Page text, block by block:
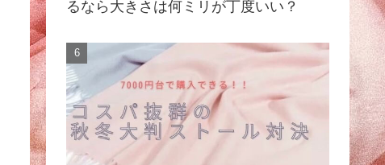
るなら大きさは何ミリが丁度いい？